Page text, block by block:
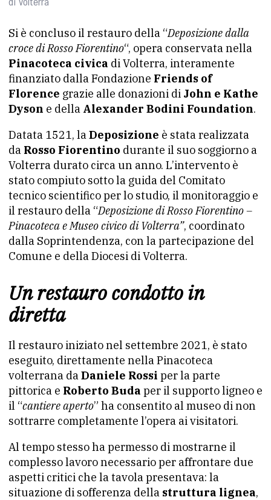
Si è concluso il restauro della “Deposizione dalla
croce di Rosso Fiorentino“, opera conservata nella
Pinacoteca civica di Volterra, interamente
finanziato dalla Fondazione Friends of
Florence grazie alle donazioni di John e Kathe
Dyson e della Alexander Bodini Foundation.
Datata 1521, laDeposizione è stata realizzata
da Rosso Fiorentino durante il suo soggiorno a
Volterra durato circa un anno. L’intervento è
stato compiuto sotto la guida del Comitato
tecnico scientifico per lo studio, il monitoraggio e
il restauro della “Deposizione di Rosso Fiorentino –
Pinacoteca e Museo civico di Volterra”, coordinato
dalla Soprintendenza, con la partecipazione del
Comune e della Diocesi di Volterra.
Un restauro condotto in
diretta
Il restauro iniziato nel settembre 2021, è stato
eseguito, direttamente nella Pinacoteca
volterrana daDaniele Rossi per la parte
pittorica e Roberto Buda per il supporto ligneo e
il “cantiere aperto” ha consentito al museo di non
sottrarre completamente l’opera ai visitatori.
Al tempo stesso ha permesso di mostrarne il
complesso lavoro necessario per affrontare due
aspetti critici che la tavola presentava: la
situazione di sofferenza della struttura lignea,